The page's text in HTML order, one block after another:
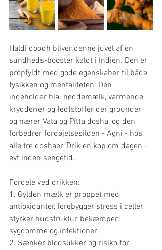
Haldi doodh bliver denne juvel af en
sundheds-booster kaldt i Indien. Den er
propfyldt med gode egenskaber til både
fysikken og mentaliteten. Den
indeholder bla. nøddemælk, varmende
krydderier og fedtstoffer der grounder
og nærer Vata og Pitta dosha, og den
forbedrer fordøjelsesilden - Agni - hos
alle tre doshaer. Drik en kop om dagen -
evt inden sengetid.
Fordele ved drikken:
1. Gylden mælk er proppet med
antioxidanter, forebygger stress i celler,
styrker hudstruktur, bekæmper
sygdomme og infektioner.
2. Sænker blodsukker og risiko for